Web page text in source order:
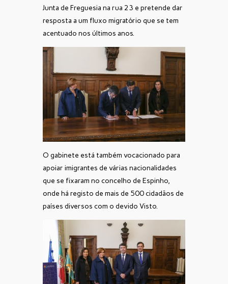
Junta de Freguesia na rua 23 e pretende dar
resposta a um fluxo migratório que se tem
acentuado nos últimos anos.
O gabinete está também vocacionado para
apoiar imigrantes de várias nacionalidades
que se fixaram no concelho de Espinho,
onde há registo de mais de 500 cidadãos de
países diversos com o devido Visto.